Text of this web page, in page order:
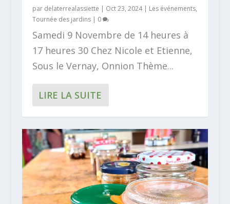
par delaterrealassiette | Oct 23, 2024| Les événements,
Tournée des jardins| 0
Samedi 9 Novembre de 14 heures à
17 heures 30 Chez Nicole et Etienne,
Sous le Vernay, Onnion Thème...
LIRE LA SUITE